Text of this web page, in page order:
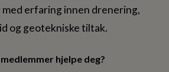
erfaring innen drenering,
og geotekniske tiltak.
hjelpe deg?